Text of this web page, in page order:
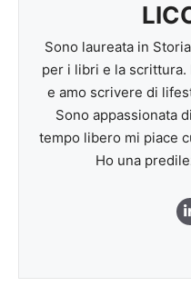
Sono laureata in
per i libri e la scrittura.
e amo scrivere di
Sono appassionata
tempo libero mi piace
Ho una